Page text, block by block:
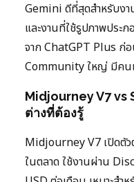
Gemini ดีที่สุดสำหรับง
และงานที่ใช้รูปภาพประ
จาก ChatGPT Plus ก่อ
Community ใหญ่ มีคน
Midjourney V7 vs
ต่างที่ต้องรู้
Midjourney V7 เปิดตั
ในตลาด ใช้งานผ่าน